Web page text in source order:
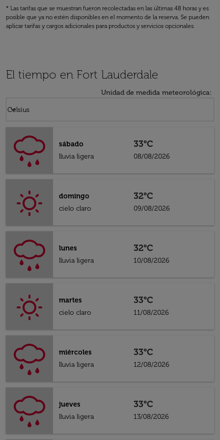
* Las tarifas que se muestran fueron recolectadas en las últimas 48 horas y es
posible que ya no estén disponibles en el momento de la reserva. Se pueden
aplicar tarifas y cargos adicionales para productos y servicios opcionales.
El tiempo en Fort Lauderdale
Unidad de medida meteorológica:
Celsius
keyboard_arrow_down
sábado
lluvia ligera
33°C
08/08/2026
domingo
cielo claro
32°C
09/08/2026
lunes
lluvia ligera
32°C
10/08/2026
martes
cielo claro
33°C
11/08/2026
miércoles
lluvia ligera
33°C
12/08/2026
jueves
lluvia ligera
33°C
13/08/2026